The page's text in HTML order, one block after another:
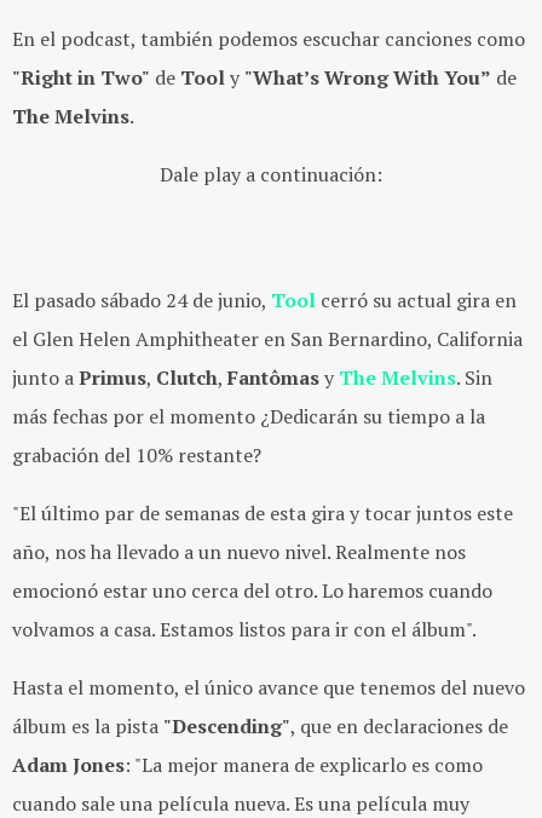
En el podcast, también podemos escuchar canciones como
"Right in Two" de Tooly "What’s Wrong With You” de
The Melvins.
Dale play a continuación:
El pasado sábado 24 de junio, Tool cerró su actual gira en
el Glen Helen Amphitheater en San Bernardino, California
junto aPrimus, Clutch, Fantômasy The Melvins. Sin
más fechas por el momento ¿Dedicarán su tiempo a la
grabación del 10% restante?
"El último par de semanas de esta gira y tocar juntos este
año, nos ha llevado a un nuevo nivel. Realmente nos
emocionó estar uno cerca del otro. Lo haremos cuando
volvamos a casa. Estamos listos para ir con el álbum".
Hasta el momento, el único avance que tenemos del nuevo
álbum es la pista "Descending", que en declaraciones de
Adam Jones: "La mejor manera de explicarlo es como
cuando sale una película nueva. Es una película muy